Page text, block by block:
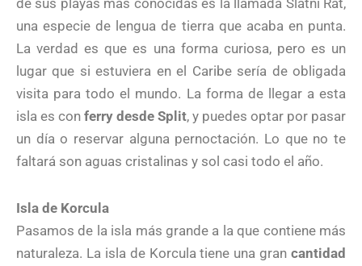
una especie de lengua de tierra que acaba en punta.
La verdad es que es una forma curiosa, pero es un
lugar que si estuviera en el Caribe sería de obligada
visita para todo el mundo. La forma de llegar a esta
isla es con ferry desde Split, y puedes optar por pasar
un día o reservar alguna pernoctación. Lo que no te
faltará son aguas cristalinas y sol casi todo el año.
Isla de Korcula
Pasamos de la isla más grande a la que contiene más
naturaleza. La isla de Korcula tiene una gran cantidad